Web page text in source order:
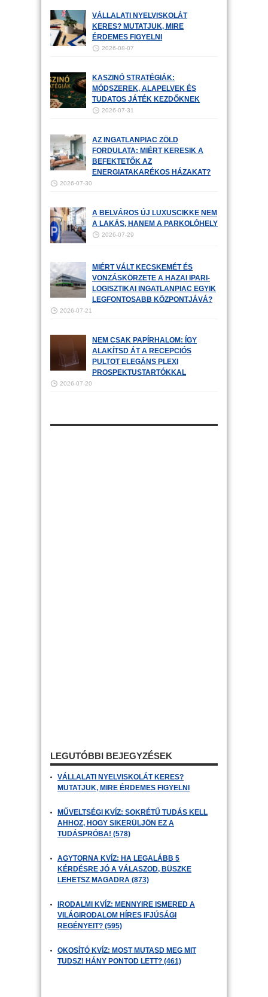
VÁLLALATI NYELVISKOLÁT
KERES? MUTATJUK, MIRE
ÉRDEMES FIGYELNI
2026-08-07
KASZINÓ STRATÉGIÁK:
MÓDSZEREK, ALAPELVEK ÉS
TUDATOS JÁTÉK KEZDŐKNEK
2026-07-31
AZ INGATLANPIAC ZÖLD
FORDULATA: MIÉRT KERESIK A
BEFEKTETŐK AZ
ENERGIATAKARÉKOS HÁZAKAT?
2026-07-30
A BELVÁROS ÚJ LUXUSCIKKE NEM
A LAKÁS, HANEM A PARKOLÓHELY
2026-07-29
MIÉRT VÁLT KECSKEMÉT ÉS
VONZÁSKÖRZETE A HAZAI IPARI-
LOGISZTIKAI INGATLANPIAC EGYIK
LEGFONTOSABB KÖZPONTJÁVÁ?
2026-07-21
NEM CSAK PAPÍRHALOM: ÍGY
ALAKÍTSD ÁT A RECEPCIÓS
PULTOT ELEGÁNS PLEXI
PROSPEKTUSTARTÓKKAL
2026-07-20
LEGUTÓBBI BEJEGYZÉSEK
VÁLLALATI NYELVISKOLÁT KERES?
MUTATJUK, MIRE ÉRDEMES FIGYELNI
MŰVELTSÉGI KVÍZ: SOKRÉTŰ TUDÁS KELL
AHHOZ, HOGY SIKERÜLJÖN EZ A
TUDÁSPRÓBA! (578)
AGYTORNA KVÍZ: HA LEGALÁBB 5
KÉRDÉSRE JÓ A VÁLASZOD, BÜSZKE
LEHETSZ MAGADRA (873)
IRODALMI KVÍZ: MENNYIRE ISMERED A
VILÁGIRODALOM HÍRES IFJÚSÁGI
REGÉNYEIT? (595)
OKOSÍTÓ KVÍZ: MOST MUTASD MEG MIT
TUDSZ! HÁNY PONTOD LETT? (461)